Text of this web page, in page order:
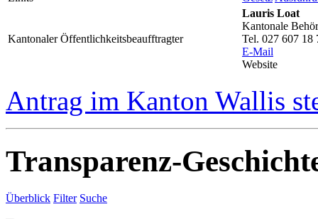
Kantonaler Öffentlichkeitsbeaufftragter
Lauris Loat
Kantonale
Tel. 027 607 18
E-Mail
Website
Antrag im Kanton Wallis
Transparenz-
Überblick Filter Suche